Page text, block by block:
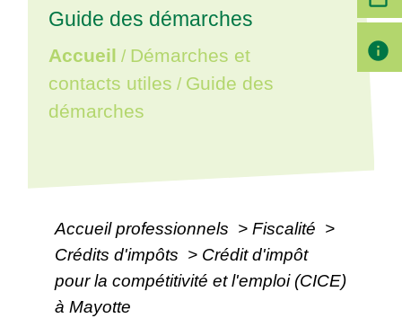
Guide des démarches
Accueil / Démarches et
contacts utiles / Guide des
démarches
Accueil professionnels > Fiscalité >
Crédits d'impôts > Crédit d'impôt
pour la compétitivité et l'emploi (CICE)
à Mayotte
info